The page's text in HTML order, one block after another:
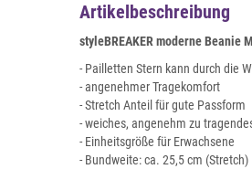
Artikelbeschreibung
styleBREAKER moderne
- Pailletten Stern kann durch die
- angenehmer Tragekomfort
- Stretch Anteil für gute Passform
- weiches, angenehm zu
- Einheitsgröße für Erwachsene
- Bundweite: ca. 25,5 cm (Stretch)